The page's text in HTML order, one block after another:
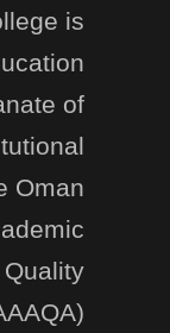
is
of
Oman